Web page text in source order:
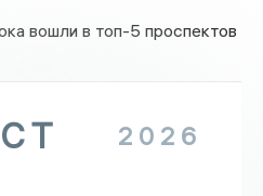
вошли в топ-5 проспектов
2026